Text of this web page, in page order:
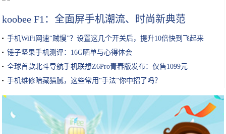
koobee F1：全面屏手机潮流、时尚新典范
手机WiFi网速“贼慢”？设置这几个开关后，提升10倍快到飞起来
锤子坚果手机测评：16G晒单与心得体会
全球首款北斗导航手机联想Z6Pro青春版发布：仅售1099元
手机维修暗藏猫腻，这些常用“手法”你中招了吗？